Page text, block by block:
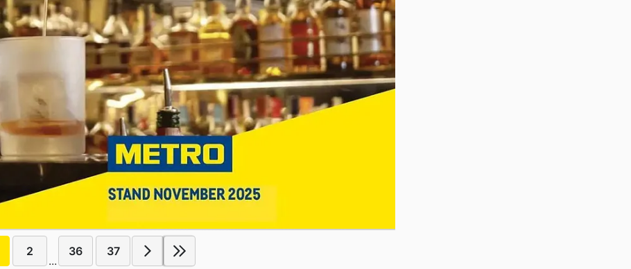
2
...
36 37